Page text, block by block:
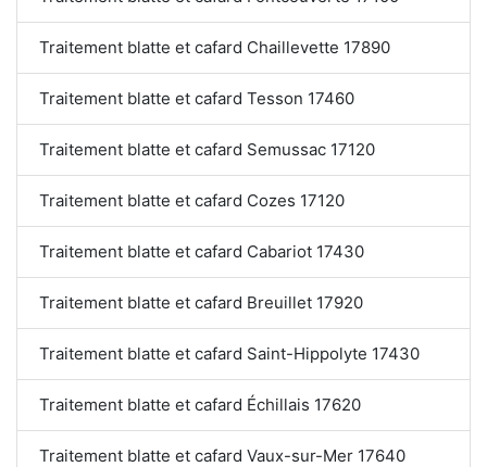
Traitement blatte et cafard Chaillevette 17890
Traitement blatte et cafard Tesson 17460
Traitement blatte et cafard Semussac 17120
Traitement blatte et cafard Cozes 17120
Traitement blatte et cafard Cabariot 17430
Traitement blatte et cafard Breuillet 17920
Traitement blatte et cafard Saint-Hippolyte 17430
Traitement blatte et cafard Échillais 17620
Traitement blatte et cafard Vaux-sur-Mer 17640